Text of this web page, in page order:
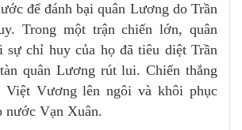
để đánh bại quân Lương do Trần
Trong một trận chiến lớn, quân
sự chỉ huy của họ đã tiêu diệt Trần
quân Lương rút lui. Chiến thắng
Việt Vương lên ngôi và khôi phục
nước Vạn Xuân.